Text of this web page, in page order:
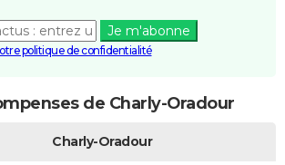
Je m'abonne
politique de confidentialité
de Charly-Oradour
Charly-Oradour